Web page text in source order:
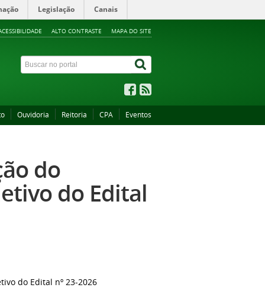
Legislação Canais
ALTO CONTRASTE MAPA DO SITE
Ouvidoria Reitoria CPA Eventos
do
do Edital
do Edital nº 23-2026